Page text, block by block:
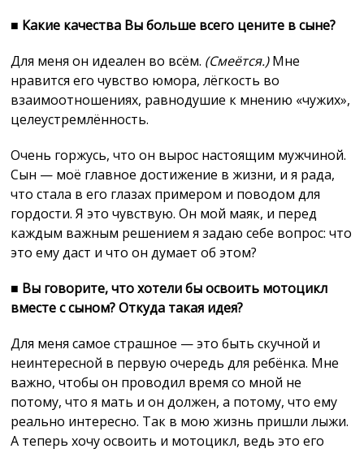
■ Какие качества Вы больше всего цените в сыне?
Для меня он идеален во всём. (Смеётся.)Мне
нравится его чувство юмора, лёгкость во
взаимоотношениях, равнодушие к мнению «чужих»,
целеустремлённость.
Очень горжусь, что он вырос настоящим мужчиной.
Сын — моё главное достижение в жизни, и я рада,
что стала в его глазах примером и поводом для
гордости. Я это чувствую. Он мой маяк, и перед
каждым важным решением я задаю себе вопрос: что
это ему даст и что он думает об этом?
■ Вы говорите, что хотели бы освоить мотоцикл
вместе с сыном? Откуда такая идея?
Для меня самое страшное — это быть скучной и
неинтересной в первую очередь для ребёнка. Мне
важно, чтобы он проводил время со мной не
потому, что я мать и он должен, а потому, что ему
реально интересно. Так в мою жизнь пришли лыжи.
А теперь хочу освоить и мотоцикл, ведь это его